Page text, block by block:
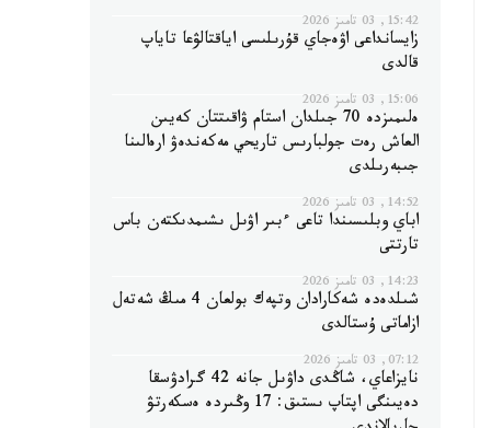
15:42, 03 تامىز 2026
زايسانداعى اۋەجاي قۇرىلىسى اياقتالۋعا تاياپ
قالدى
15:06, 03 تامىز 2026
ەلىمىزدە 70 جىلدان استام ۋاقىتتان كەيىن
العاش رەت جولبارىس تاريحي مەكەندەۋ ارەالىنا
جىبەرىلدى
14:52, 03 تامىز 2026
اباي وبلىسىندا تاعى ءبىر اۋىل ىشىمدىكتەن باس
تارتتى
14:23, 03 تامىز 2026
شىلدەدە شەكارادان وتپەك بولعان 4 مىڭ شەتەل
ازاماتى ۇستالدى
07:12, 03 تامىز 2026
نايزاعاي، شاڭدى داۋىل جانە 42 گرادۋسقا
دەيىنگى اپتاپ ىستىق: 17 وڭىردە ەسكەرتۋ